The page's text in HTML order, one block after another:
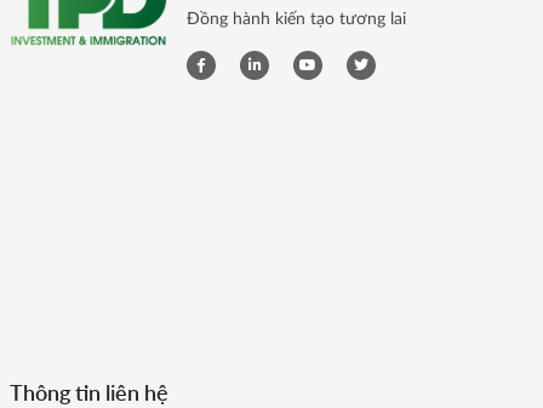
Đồng hành kiến tạo tương lai
Thông tin liên hệ